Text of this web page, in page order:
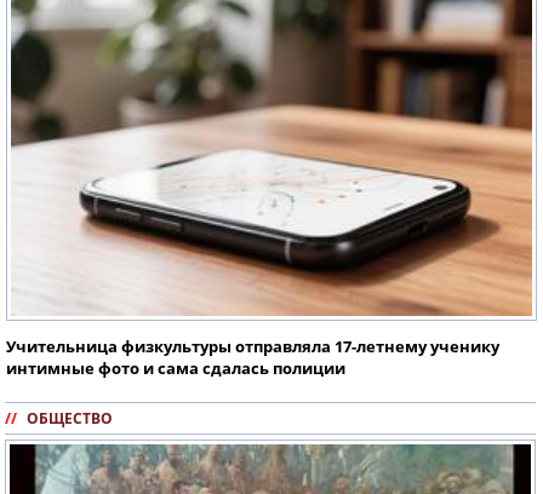
Учительница физкультуры отправляла 17-летнему ученику
интимные фото и сама сдалась полиции
// ОБЩЕСТВО